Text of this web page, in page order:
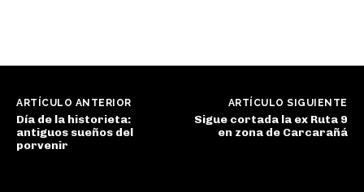
ARTÍCULO ANTERIOR
Día de la historieta:
antiguos sueños del
porvenir
ARTÍCULO SIGUIENTE
Sigue cortada la ex Ruta 9
en zona de Carcarañá